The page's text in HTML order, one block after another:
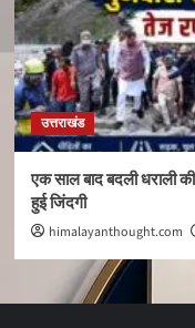
उत्तराखंड
एक साल बाद बदली धराली
हुई जिंदगी
himalayanthought.com